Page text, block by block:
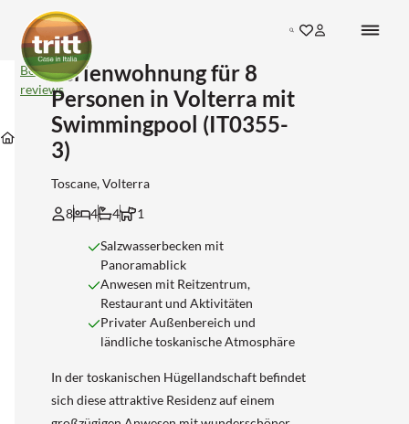
Search
Unterkünfte
Unterkünfte
in
Toscane
Unterkünfte
Unterkünfte
Ferienwohnung
für
8
Personen
in
Swimmingpool
(IT0355-
3)
Bekijk
reviews
Ferienwohnung für 8
Personen in Volterra mit
Swimmingpool (IT0355-
3)
Toscane, Volterra
8
4 4 1
Salzwasserbecken mit
Panoramablick
Anwesen mit Reitzentrum,
Restaurant und Aktivitäten
Privater Außenbereich und
ländliche toskanische Atmosphäre
In der toskanischen Hügellandschaft befindet
sich diese attraktive Residenz auf einem